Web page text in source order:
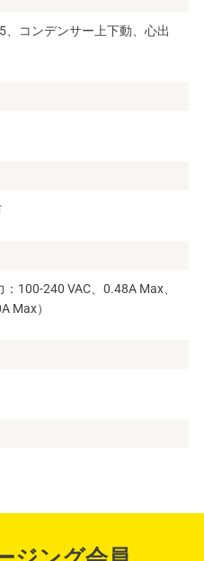
コンデンサー上下動、心出
100-240 VAC、0.48A Max、
Max）